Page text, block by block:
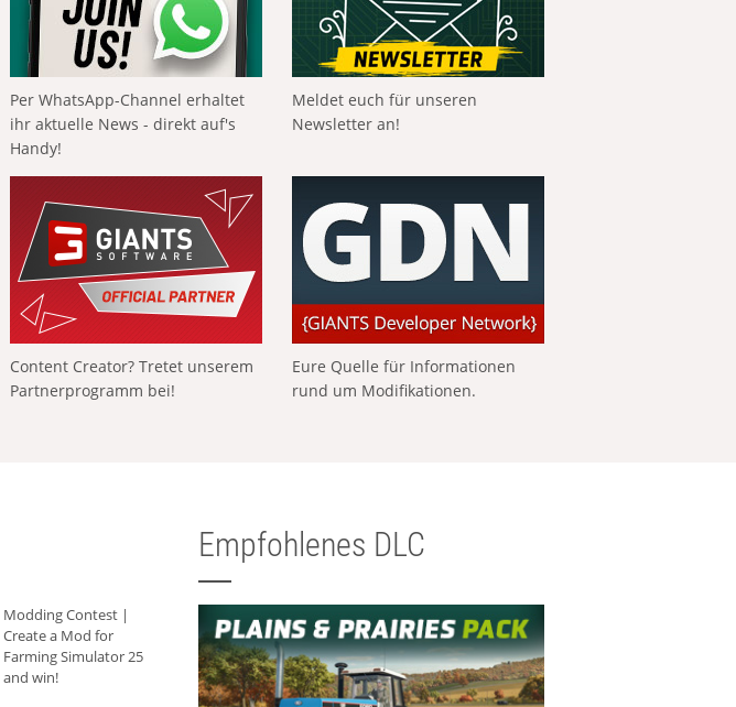
Per WhatsApp-Channel erhaltet
ihr aktuelle News - direkt auf's
Handy!
Meldet euch für unseren
Newsletter an!
Content Creator? Tretet unserem
Partnerprogramm bei!
Eure Quelle für Informationen
rund um Modifikationen.
Modding Contest |
Create a Mod for
Farming Simulator 25
and win!
Empfohlenes DLC